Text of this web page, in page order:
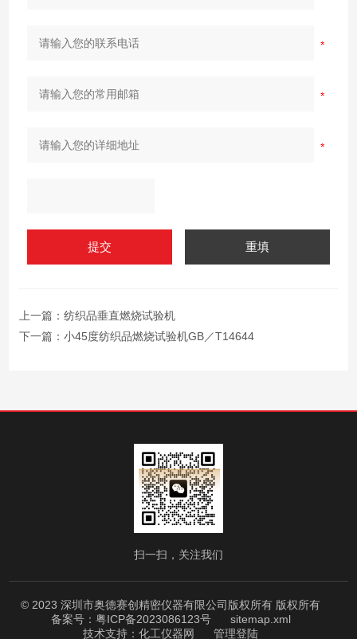
上一篇： 纺织品垂直燃烧试验机
下一篇： 小45度纺织品燃烧试验机GB／T14644
扫一扫，关注我们
© 2023 深圳市奥德赛创精密仪器有限公司版权所有 版权所有
备案号：粤ICP备2023086123号
sitemap.xml
技术支持： 化工仪器网 管理登陆